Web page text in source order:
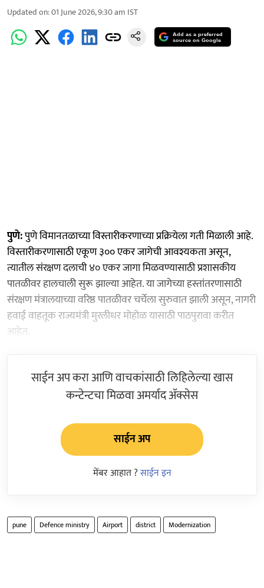
Updated on:01 June 2026, 9:30 am IST
Add as a preferred
source on Google
पुणे:पुणे विमानतळाच्या विस्तारीकरणाच्या प्रक्रियेला गती मिळाली आहे.
विस्तारीकरणासाठी एकूण ३०० एकर जागेची आवश्यकता असून,
त्यातील संरक्षण दलाची ४० एकर जागा मिळवण्यासाठी प्रशासकीय
पातळीवर हालचाली सुरू झाल्या आहेत. या जागेच्या हस्तांतरणासाठी
संरक्षण मंत्रालयाच्या वरिष्ठ पातळीवर चर्चेला सुरुवात झाली असून, नागरी
हवाई वाहतूक राज्यमंत्री मुरलीधर मोहोळ यासाठी पाठपुरावा करीत
आहेत.
साईन अप करा आणि वाचकांसाठी लिहिलेल्या खास
कन्टेन्टचा मिळवा अमर्याद ॲक्सेस
साईन अप
मेंबर आहात ?साईन इन
pune Defence ministry Airport district Modernization